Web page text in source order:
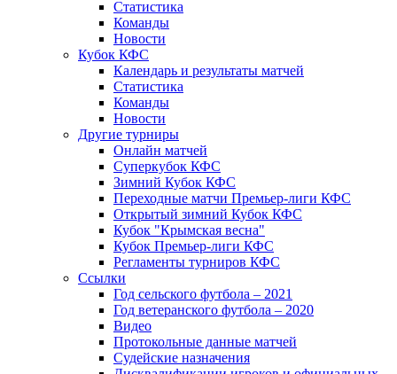
Статистика
Команды
Новости
Кубок КФС
Календарь и результаты матчей
Статистика
Команды
Новости
Другие турниры
Онлайн матчей
Суперкубок КФС
Зимний Кубок КФС
Переходные матчи Премьер-лиги КФС
Открытый зимний Кубок КФС
Кубок "Крымская весна"
Кубок Премьер-лиги КФС
Регламенты турниров КФС
Ссылки
Год сельского футбола – 2021
Год ветеранского футбола – 2020
Видео
Протокольные данные матчей
Судейские назначения